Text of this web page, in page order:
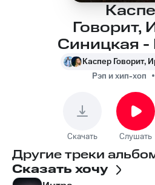
Говорит,
Синицкая -
Рэп и хип-хоп
Скачать Слушать
Другие треки
Сказать хочу